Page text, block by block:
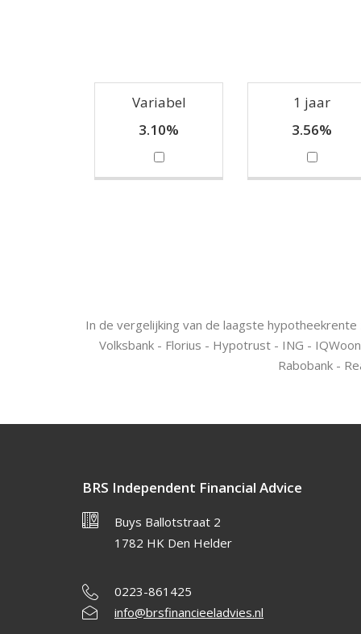
Variabel
3.10%
1 jaar
3.56%
In de vergelijking van de laagste
Volksbank - Florius - Hypotrust - ING -
Rabobank -
BRS Independent Financial Advice
Buys Ballotstraat 2
1782 HK Den Helder
0223-861425
info@brsfinancieeladvies.nl